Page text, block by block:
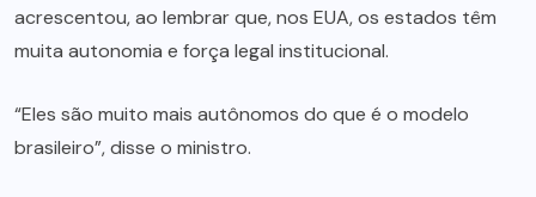
acrescentou, ao lembrar que, nos EUA, os estados têm
muita autonomia e força legal institucional.
“Eles são muito mais autônomos do que é o modelo
brasileiro”, disse o ministro.